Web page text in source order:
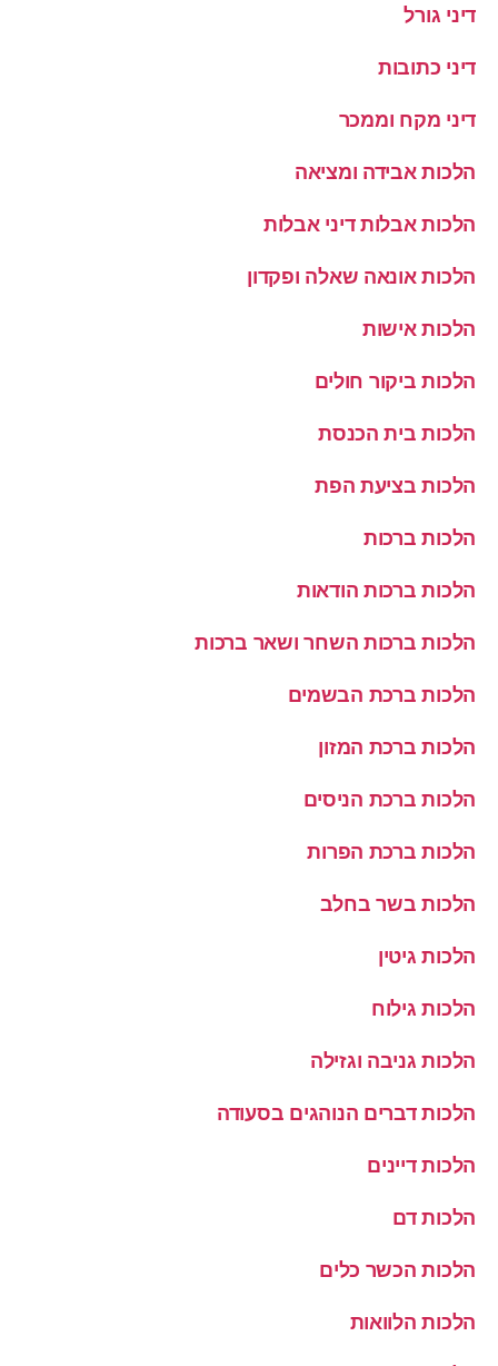
דיני גורל
דיני כתובות
דיני מקח וממכר
הלכות אבידה ומציאה
הלכות אבלות דיני אבלות
הלכות אונאה שאלה ופקדון
הלכות אישות
הלכות ביקור חולים
הלכות בית הכנסת
הלכות בציעת הפת
הלכות ברכות
הלכות ברכות הודאות
הלכות ברכות השחר ושאר ברכות
הלכות ברכת הבשמים
הלכות ברכת המזון
הלכות ברכת הניסים
הלכות ברכת הפרות
הלכות בשר בחלב
הלכות גיטין
הלכות גילוח
הלכות גניבה וגזילה
הלכות דברים הנוהגים בסעודה
הלכות דיינים
הלכות דם
הלכות הכשר כלים
הלכות הלוואות